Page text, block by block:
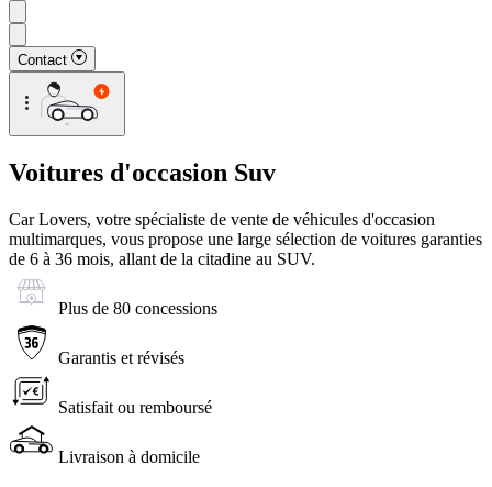
Contact
Voitures d'occasion Suv
Car Lovers, votre spécialiste de vente de véhicules d'occasion
multimarques, vous propose une large sélection de voitures garanties
de 6 à 36 mois, allant de la citadine au SUV.
Plus de 80 concessions
Garantis et révisés
Satisfait ou remboursé
Livraison à domicile